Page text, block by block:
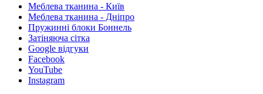
Меблева тканина - Київ
Меблева тканина - Дніпро
Пружинні блоки Боннель
Затіняюча сітка
Google відгуки
Facebook
YouTube
Instagram